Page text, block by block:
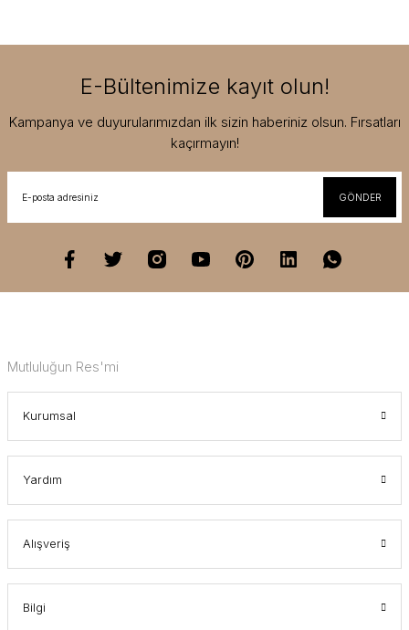
E-Bültenimize kayıt olun!
Kampanya ve duyurularımızdan ilk sizin haberiniz olsun. Fırsatları
kaçırmayın!
GÖNDER
Mutluluğun Res'mi
Kurumsal
Yardım
Alışveriş
Bilgi